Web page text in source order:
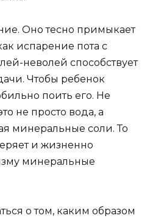
Оно тесно примыкает
испарение пота с
неволей способствует
Чтобы ребенок
поить его. Не
не просто вода, а
минеральные соли. То
и жизненно
минеральные
о том, каким образом